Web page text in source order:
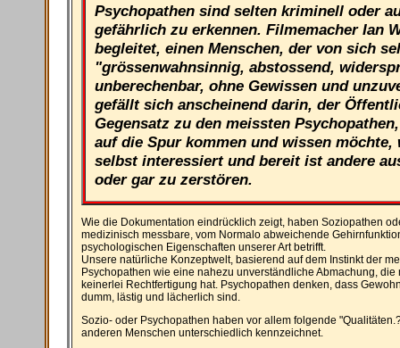
Psychopathen sind selten kriminell oder
gefährlich zu erkennen. Filmemacher Ian
begleitet, einen Menschen, der von sich
"grössenwahnsinnig, abstossend,
unberechenbar, ohne Gewissen und
gefällt sich anscheinend darin, der
Gegensatz zu den meissten
auf die Spur kommen und wissen
selbst interessiert und bereit ist andere
oder gar zu zerstören.
Wie die Dokumentation eindrücklich zeigt, haben Soziopathen
medizinisch messbare, vom Normalo abweichende
psychologischen Eigenschaften unserer Art betrifft.
Unsere natürliche Konzeptwelt, basierend auf dem Instinkt der
Psychopathen wie eine nahezu unverständliche Abmachung,
keinerlei Rechtfertigung hat. Psychopathen denken, dass
dumm, lästig und lächerlich sind.
Sozio- oder Psychopathen haben vor allem folgende
anderen Menschen unterschiedlich kennzeichnet.